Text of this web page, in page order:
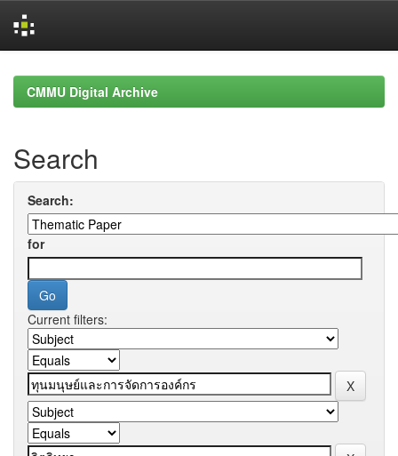
navigationCMMU Digital Archive
Search
Search:
for
Current filters: